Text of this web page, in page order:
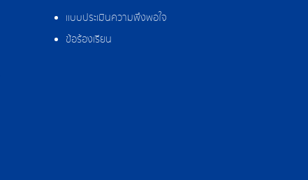
แบบประเมินความพึงพอใจ
ข้อร้องเรียน